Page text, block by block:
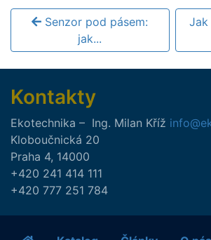
Senzor pod pásem:
jak...
Jak
Kontakty
Ekotechnika – Ing. Milan Kříž
Kloboučnická 20
Praha 4, 14000
+420 241 414 111
+420 777 251 784